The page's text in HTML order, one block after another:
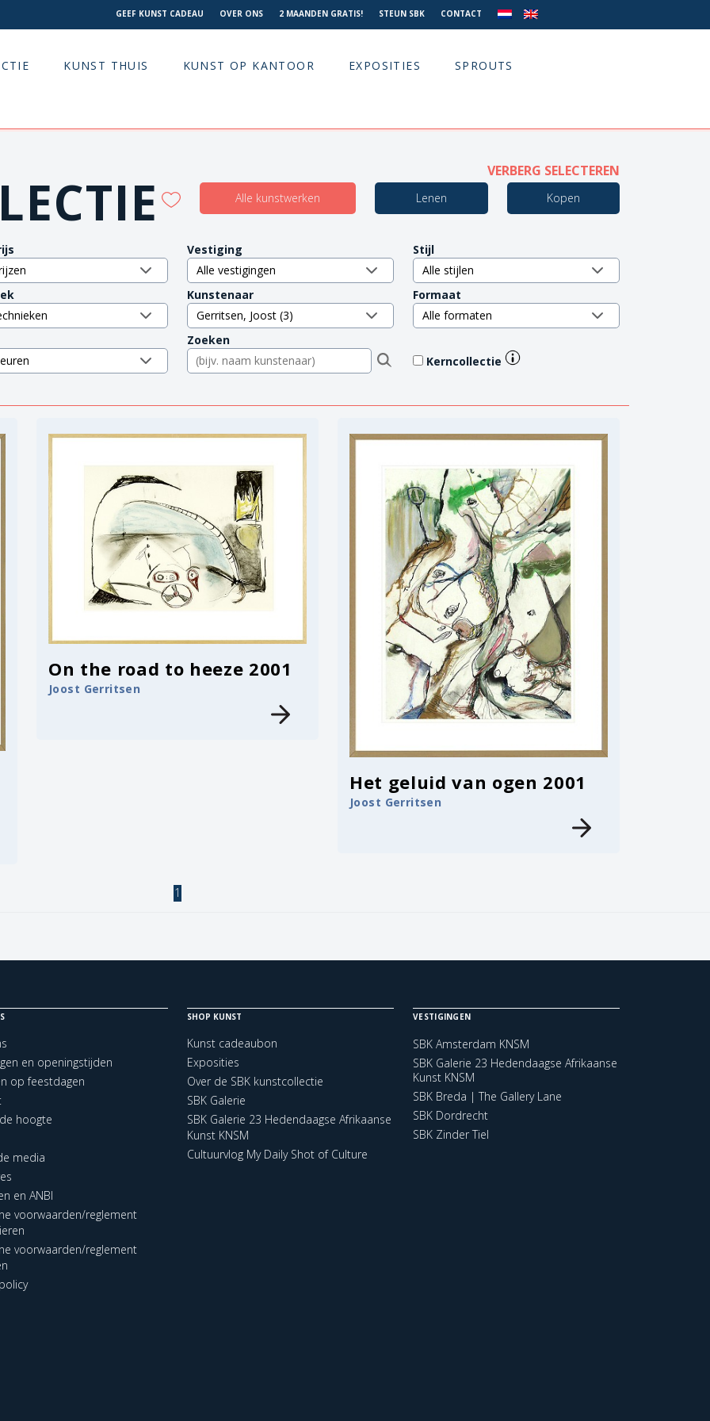
GEEF KUNST CADEAU OVER ONS 2 MAANDEN GRATIS! STEUN SBK CONTACT
KUNST THUIS KUNST OP KANTOOR EXPOSITIES SPROUTS
VERBERG SELECTEREN
Alle kunstwerken Lenen Kopen
Vestiging Stijl
Kunstenaar Formaat
Zoeken
Kerncollectie
On the road to heeze 2001
Joost Gerritsen
Het geluid van ogen 2001
Joost Gerritsen
1
en openingstijden
op feestdagen
hoogte
media
en ANBI
voorwaarden/reglement
voorwaarden/reglement
SHOP KUNST
Kunst cadeaubon
Exposities
Over de SBK kunstcollectie
SBK Galerie
SBK Galerie 23 Hedendaagse Afrikaanse
Kunst KNSM
Cultuurvlog My Daily Shot of Culture
VESTIGINGEN
SBK Amsterdam KNSM
SBK Galerie 23 Hedendaagse Afrikaanse
Kunst KNSM
SBK Breda | The Gallery Lane
SBK Dordrecht
SBK Zinder Tiel